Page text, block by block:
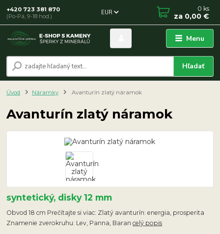
Menu
EUR
Hľadať
+420 723 381 870
(Po-Pá, 9-18 hod.)
0 ks
za 0,00 €
Úvod Náramky Avanturín zlatý náramok
Avanturín zlatý náramok
syntetický, disky 12 mm
Obvod 18 cm Prečítajte si viac: Zlatý avanturín: energia, prosperita
Znamenie zverokruhu: Lev, Panna, Barancelý popis